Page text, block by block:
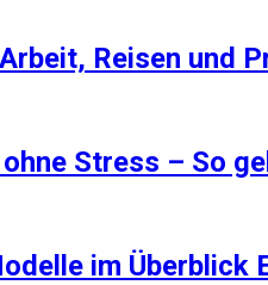
Reisen und
Stress – So
im Überblick